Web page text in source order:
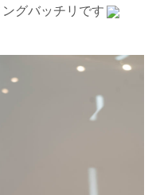
グバッチリです